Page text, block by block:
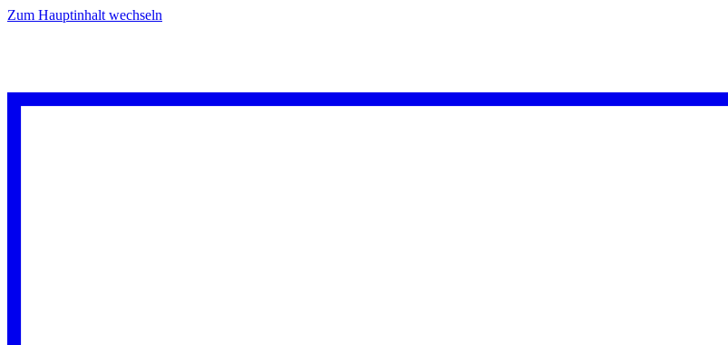
Zum Hauptinhalt wechseln